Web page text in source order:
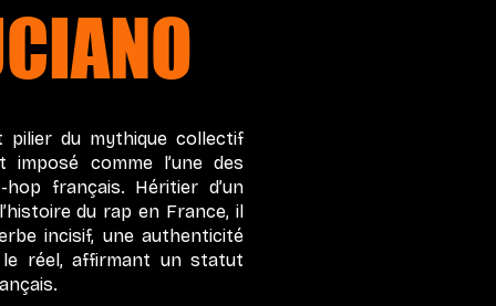
pilier du mythique collectif
imposé comme l’une des
français. Héritier d’un
du rap en France, il
incisif, une authenticité
réel, affirmant un statut